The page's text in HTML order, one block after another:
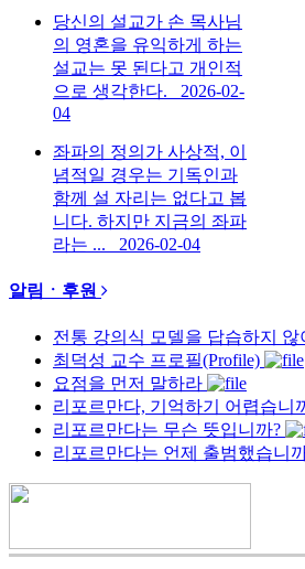
당신의 설교가 손 목사님
의 영혼을 유익하게 하는
설교는 못 된다고 개인적
으로 생각한다.
2026-02-
04
좌파의 정의가 사상적, 이
념적일 경우는 기독인과
함께 설 자리는 없다고 봅
니다. 하지만 지금의 좌파
라는 ...
2026-02-04
알림ㆍ후원
전통 강의식 모델을 답습하지 않
최덕성 교수 프로필(Profile)
요점을 먼저 말하라
리포르만다, 기억하기 어렵습니
리포르만다는 무슨 뜻입니까?
리포르만다는 언제 출범했습니